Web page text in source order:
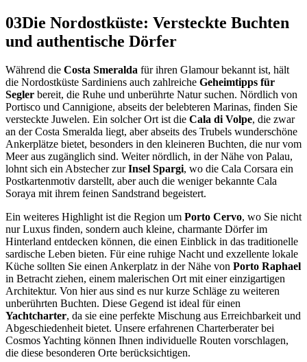
03Die Nordostküste: Versteckte Buchten
und authentische Dörfer
Während die Costa Smeralda für ihren Glamour bekannt ist, hält
die Nordostküste Sardiniens auch zahlreiche Geheimtipps für
Segler bereit, die Ruhe und unberührte Natur suchen. Nördlich von
Portisco und Cannigione, abseits der belebteren Marinas, finden Sie
versteckte Juwelen. Ein solcher Ort ist die Cala di Volpe, die zwar
an der Costa Smeralda liegt, aber abseits des Trubels wunderschöne
Ankerplätze bietet, besonders in den kleineren Buchten, die nur vom
Meer aus zugänglich sind. Weiter nördlich, in der Nähe von Palau,
lohnt sich ein Abstecher zurInsel Spargi, wo die Cala Corsara ein
Postkartenmotiv darstellt, aber auch die weniger bekannte Cala
Soraya mit ihrem feinen Sandstrand begeistert.
Ein weiteres Highlight ist die Region um Porto Cervo, wo Sie nicht
nur Luxus finden, sondern auch kleine, charmante Dörfer im
Hinterland entdecken können, die einen Einblick in das traditionelle
sardische Leben bieten. Für eine ruhige Nacht und exzellente lokale
Küche sollten Sie einen Ankerplatz in der Nähe von Porto Raphael
in Betracht ziehen, einem malerischen Ort mit einer einzigartigen
Architektur. Von hier aus sind es nur kurze Schläge zu weiteren
unberührten Buchten. Diese Gegend ist ideal für einen
Yachtcharter, da sie eine perfekte Mischung aus Erreichbarkeit und
Abgeschiedenheit bietet. Unsere erfahrenen Charterberater bei
Cosmos Yachting können Ihnen individuelle Routen vorschlagen,
die diese besonderen Orte berücksichtigen.